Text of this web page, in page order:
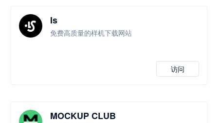
Is
免费高质量的样机下载网站
访问
MOCKUP CLUB